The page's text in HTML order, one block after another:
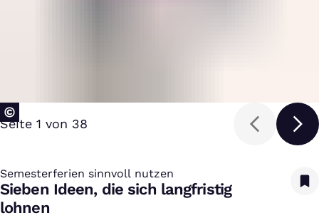
Seite 1 von 38
Semesterferien sinnvoll nutzen
:
Sieben Ideen, die sich langfristig
lohnen